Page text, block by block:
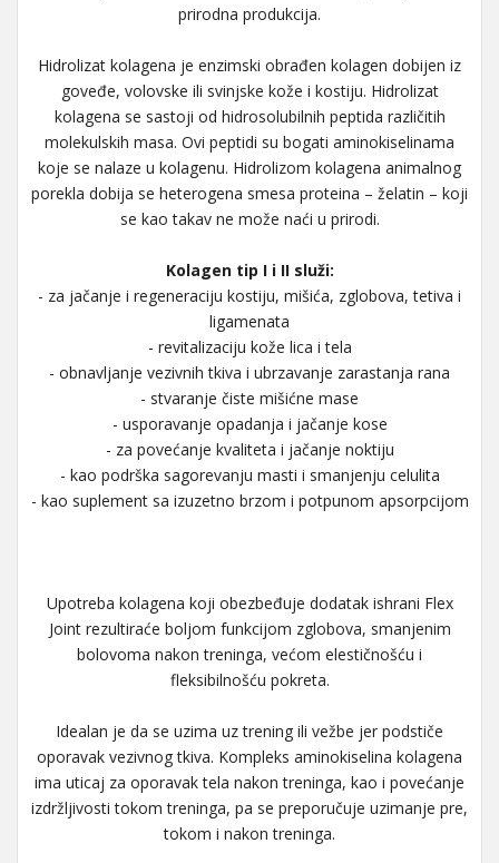
prirodna produkcija.
Hidrolizat kolagena je enzimski obrađen kolagen dobijen iz
goveđe, volovske ili svinjske kože i kostiju. Hidrolizat
kolagena se sastoji od hidrosolubilnih peptida različitih
molekulskih masa. Ovi peptidi su bogati aminokiselinama
koje se nalaze u kolagenu. Hidrolizom kolagena animalnog
porekla dobija se heterogena smesa proteina – želatin – koji
se kao takav ne može naći u prirodi.
Kolagen tip I i II služi:
- za jačanje i regeneraciju kostiju, mišića, zglobova, tetiva i
ligamenata
- revitalizaciju kože lica i tela
- obnavljanje vezivnih tkiva i ubrzavanje zarastanja rana
- stvaranje čiste mišićne mase
- usporavanje opadanja i jačanje kose
- za povećanje kvaliteta i jačanje noktiju
- kao podrška sagorevanju masti i smanjenju celulita
- kao suplement sa izuzetno brzom i potpunom apsorpcijom
Upotreba kolagena koji obezbeđuje dodatak ishrani Flex
Joint rezultiraće boljom funkcijom zglobova, smanjenim
bolovoma nakon treninga, većom elestičnošću i
fleksibilnošću pokreta.
Idealan je da se uzima uz trening ili vežbe jer podstiče
oporavak vezivnog tkiva. Kompleks aminokiselina kolagena
ima uticaj za oporavak tela nakon treninga, kao i povećanje
izdržljivosti tokom treninga, pa se preporučuje uzimanje pre,
tokom i nakon treninga.